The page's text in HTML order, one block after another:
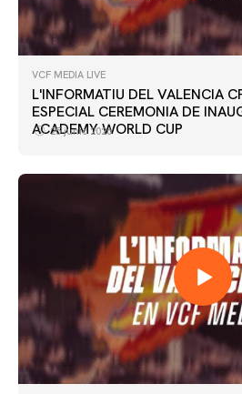
VCF MEDIA LIVE
L'INFORMATIU DEL VALENCIA
ESPECIAL CEREMONIA DE
ACADEMY WORLD CUP
25 junio 2026